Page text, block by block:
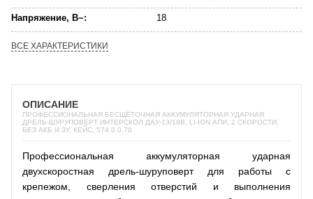
Напряжение, В~: 18
ВСЕ ХАРАКТЕРИСТИКИ
ОПИСАНИЕ
ПРОФЕССИОНАЛЬНАЯ БЕСЩЁТОЧНАЯ АККУМУЛЯТОРНАЯ УДАРНАЯ
ДРЕЛЬ-ШУРУПОВЕРТ ИНТЕРСКОЛ ДАУ-13/18В, LI-ION АПИ, 2 СКОРОСТИ,
БЕЗ АКБ И ЗУ, КЕЙС, 574.0.0.70
Профессиональная аккумуляторная ударная
двухскоростная дрель-шуруповерт для работы с
крепежом, сверления отверстий и выполнения